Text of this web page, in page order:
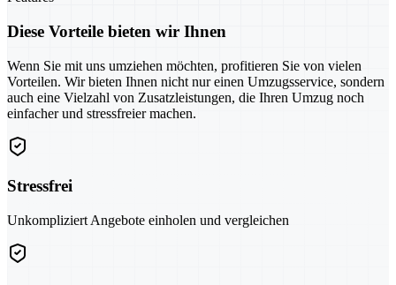
Diese Vorteile bieten wir Ihnen
Wenn Sie mit uns umziehen möchten, profitieren Sie von vielen
Vorteilen. Wir bieten Ihnen nicht nur einen Umzugsservice, sondern
auch eine Vielzahl von Zusatzleistungen, die Ihren Umzug noch
einfacher und stressfreier machen.
Stressfrei
Unkompliziert Angebote einholen und vergleichen